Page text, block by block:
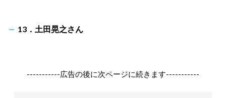
13．土田晃之さん
-----------広告の後に次ページに続きます-----------